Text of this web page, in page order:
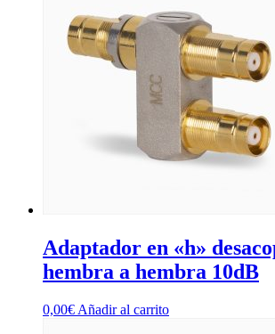
Adaptador en «h»
hembra a hembra 10dB
0,00€ Añadir al carrito